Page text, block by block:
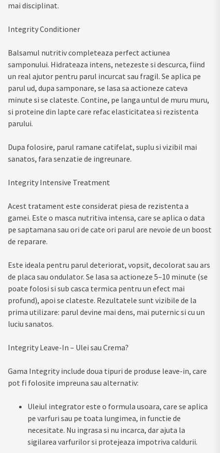
mai disciplinat.
Integrity Conditioner
Balsamul nutritiv completeaza perfect actiunea
samponului. Hidrateaza intens, netezeste si descurca, fiind
un real ajutor pentru parul incurcat sau fragil. Se aplica pe
parul ud, dupa samponare, se lasa sa actioneze cateva
minute si se clateste. Contine, pe langa untul de muru muru,
si proteine din lapte care refac elasticitatea si rezistenta
parului.
Dupa folosire, parul ramane catifelat, suplu si vizibil mai
sanatos, fara senzatie de ingreunare.
Integrity Intensive Treatment
Acest tratament este considerat piesa de rezistenta a
gamei. Este o masca nutritiva intensa, care se aplica o data
pe saptamana sau ori de cate ori parul are nevoie de un boost
de reparare.
Este ideala pentru parul deteriorat, vopsit, decolorat sau ars
de placa sau ondulator. Se lasa sa actioneze 5–10 minute (se
poate folosi si sub casca termica pentru un efect mai
profund), apoi se clateste. Rezultatele sunt vizibile de la
prima utilizare: parul devine mai dens, mai puternic si cu un
luciu sanatos.
Integrity Leave-In – Ulei sau Crema?
Gama Integrity include doua tipuri de produse leave-in, care
pot fi folosite impreuna sau alternativ:
Uleiul integrator este o formula usoara, care se aplica
pe varfuri sau pe toata lungimea, in functie de
necesitate. Nu ingrasa si nu incarca, dar ajuta la
sigilarea varfurilor si protejeaza impotriva caldurii.